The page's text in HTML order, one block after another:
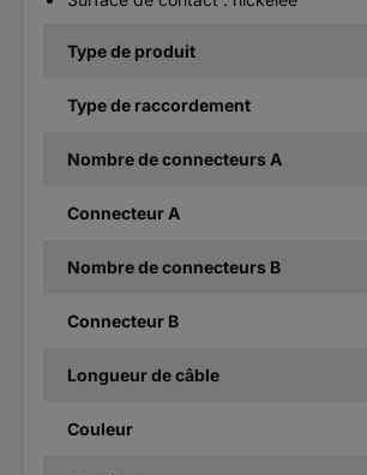
Type de produit
Type de raccordement
Nombre de connecteurs A
Connecteur A
Nombre de connecteurs B
Connecteur B
Longueur de câble
Couleur